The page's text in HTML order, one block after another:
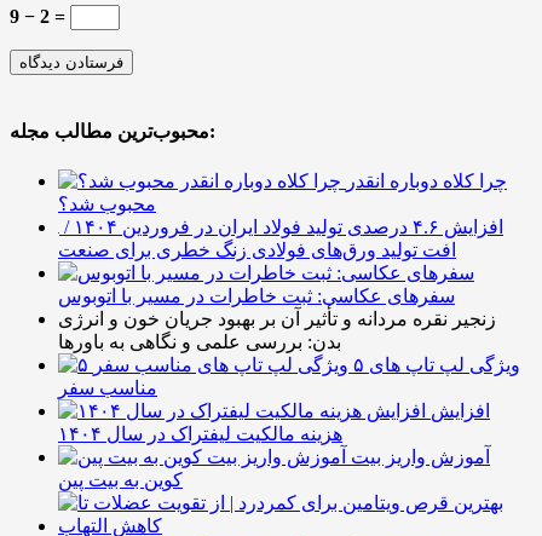
9 − 2 =
محبوب‌ترین مطالب مجله:
چرا کلاه دوباره انقدر
محبوب شد؟
افزایش ۴.۶ درصدی تولید فولاد ایران در فروردین ۱۴۰۴ /
افت تولید ورق‌های فولادی زنگ خطری برای صنعت
سفرهای عکاسی: ثبت خاطرات در مسیر با اتوبوس
زنجیر نقره مردانه و تأثیر آن بر بهبود جریان خون و انرژی
بدن: بررسی علمی و نگاهی به باورها
۵ ویژگی لپ تاپ های
مناسب سفر
افزایش
هزینه مالکیت لیفتراک در سال ۱۴۰۴
آموزش واریز بیت
کوین به بیت پین